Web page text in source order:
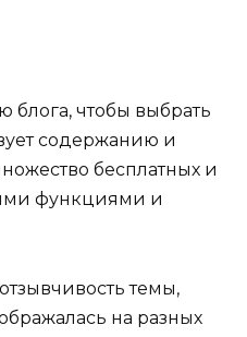
чтобы выбрать
содержанию и
бесплатных и
функциями и
темы,
на разных